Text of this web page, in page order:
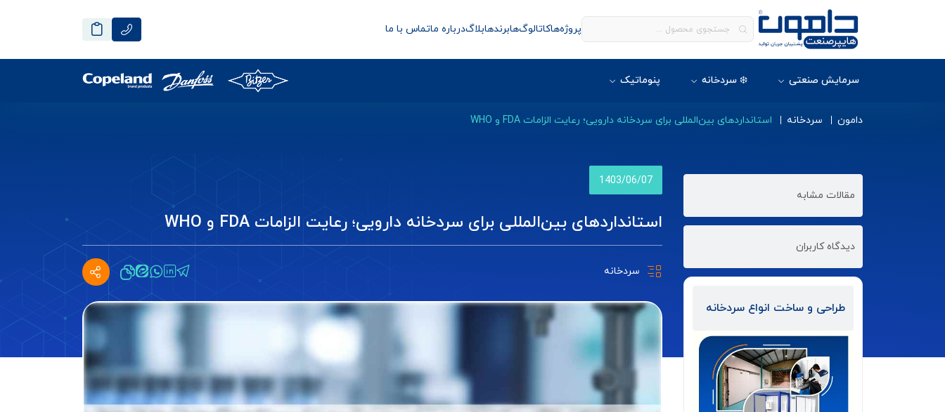
پروژه‌هاکاتالوگ‌هابرندهابلاگدرباره ماتماس با ما
سرمایش صنعتی ❄️ سردخانه پنوماتیک
دامون سردخانه استانداردهای بین‌المللی برای سردخانه دارویی؛ رعایت الزامات FDA و WHO
1403/06/07
استانداردهای بین‌المللی برای سردخانه دارویی؛ رعایت الزامات FDA و WHO
سردخانه
مقالات مشابه
دیدگاه کاربران
طراحی و ساخت انواع سردخانه